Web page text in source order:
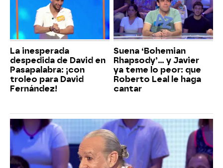
La inesperada
despedida de David en
Pasapalabra: ¡con
troleo para David
Fernández!
Suena ‘Bohemian
Rhapsody’... y Javier
ya teme lo peor: que
Roberto Leal le haga
cantar